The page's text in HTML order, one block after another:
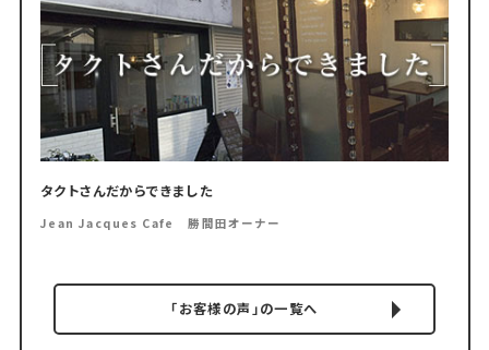
タクトさんだからできました
Jean Jacques Cafe 勝間田オーナー
「お客様の声」の一覧へ